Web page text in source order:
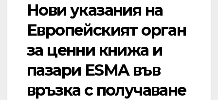
Нови указания на
Европейският орган
за ценни книжа и
пазари ESMA във
връзка с получаване